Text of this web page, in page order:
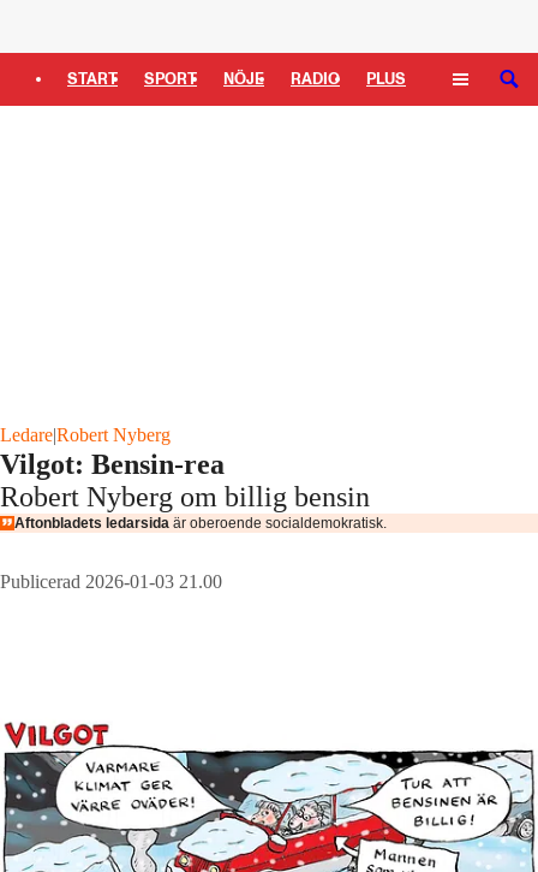
START SPORT NÖJE RADIO PLUS SÖK
Ledare|Robert Nyberg
Vilgot: Bensin-rea
Robert Nyberg om billig bensin
Aftonbladets ledarsida är oberoende socialdemokratisk.
Publicerad 2026-01-03 21.00